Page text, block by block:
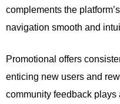
complements the
navigation smooth and
Promotional offers
enticing new users and
community feedback